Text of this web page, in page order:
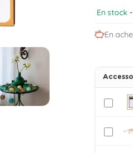
En stock -
En